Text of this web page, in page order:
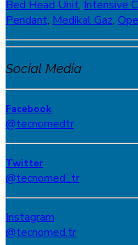
Bed Head Unit, Intensive
Pendant, Medikal Gaz,
Social Media
Facebook
@tecnomedtr
Twitter
@tecnomed_tr
Instagram
@tecnomed.tr